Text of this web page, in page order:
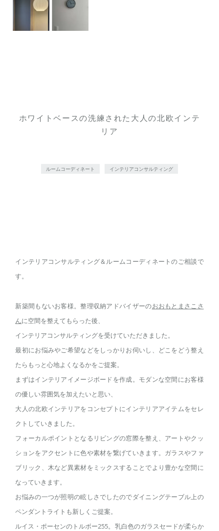
ホワイトベースの洗練された大人の北欧インテ
リア
ルームコーディネート インテリアコンサルティング
インテリアコンサルティング＆ルームコーディネートのご相談で
す。
新築間もないお客様。整理収納アドバイザーのおおもとまさこさ
んに空間を整えてもらった後、
インテリアコンサルティングを受けていただきました。
最初にお悩みやご希望などをしっかりお伺いし、どこをどう整え
たらもっと心地よくなるかをご提案。
まずはインテリアイメージボードを作成。モダンな空間にお客様
の優しい雰囲気を加えたいと思い、
大人の北欧インテリアをコンセプトにインテリアアイテムをセレ
クトしていきました。
フォーカルポイントとなるリビングの窓際を整え、アートやクッ
ションをアクセントに色や素材を繋げていきます。ガラスやファ
ブリック、木など異素材をミックスすることでより豊かな空間に
なっていきます。
お悩みの一つが照明の眩しさでしたのでダイニングテーブル上の
ペンダントライトも新しくご提案。
ルイス・ポーセンのトルボー255。乳白色のガラスセードが柔らか